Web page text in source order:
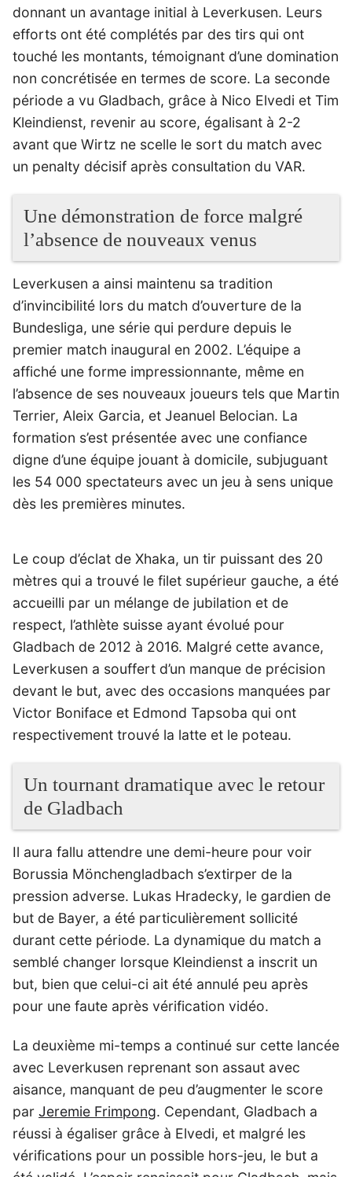
donnant un avantage initial à Leverkusen. Leurs
efforts ont été complétés par des tirs qui ont
touché les montants, témoignant d’une domination
non concrétisée en termes de score. La seconde
période a vu Gladbach, grâce à Nico Elvedi et Tim
Kleindienst, revenir au score, égalisant à 2-2
avant que Wirtz ne scelle le sort du match avec
un penalty décisif après consultation du VAR.
Une démonstration de force malgré
l’absence de nouveaux venus
Leverkusen a ainsi maintenu sa tradition
d’invincibilité lors du match d’ouverture de la
Bundesliga, une série qui perdure depuis le
premier match inaugural en 2002. L’équipe a
affiché une forme impressionnante, même en
l’absence de ses nouveaux joueurs tels que Martin
Terrier, Aleix Garcia, et Jeanuel Belocian. La
formation s’est présentée avec une confiance
digne d’une équipe jouant à domicile, subjuguant
les 54 000 spectateurs avec un jeu à sens unique
dès les premières minutes.
Le coup d’éclat de Xhaka, un tir puissant des 20
mètres qui a trouvé le filet supérieur gauche, a été
accueilli par un mélange de jubilation et de
respect, l’athlète suisse ayant évolué pour
Gladbach de 2012 à 2016. Malgré cette avance,
Leverkusen a souffert d’un manque de précision
devant le but, avec des occasions manquées par
Victor Boniface et Edmond Tapsoba qui ont
respectivement trouvé la latte et le poteau.
Un tournant dramatique avec le retour
de Gladbach
Il aura fallu attendre une demi-heure pour voir
Borussia Mönchengladbach s’extirper de la
pression adverse. Lukas Hradecky, le gardien de
but de Bayer, a été particulièrement sollicité
durant cette période. La dynamique du match a
semblé changer lorsque Kleindienst a inscrit un
but, bien que celui-ci ait été annulé peu après
pour une faute après vérification vidéo.
La deuxième mi-temps a continué sur cette lancée
avec Leverkusen reprenant son assaut avec
aisance, manquant de peu d’augmenter le score
par Jeremie Frimpong. Cependant, Gladbach a
réussi à égaliser grâce à Elvedi, et malgré les
vérifications pour un possible hors-jeu, le but a